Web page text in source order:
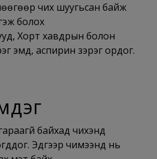
чих шуугьсан байж
болох
Хорт хавдрын болон
эмүүд, аспирин зэрэг ордог.
байхад чихэнд
Эдгээр чимээнүүд нь